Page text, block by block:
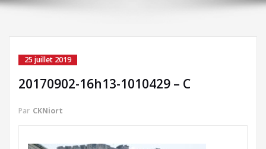
25 juillet 2019
20170902-16h13-1010429 – C
Par CKNiort